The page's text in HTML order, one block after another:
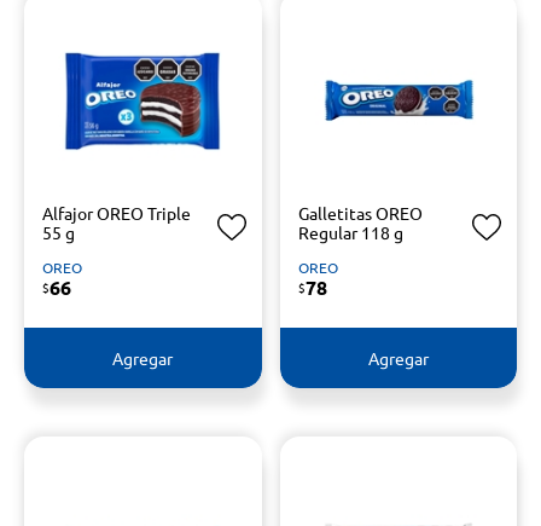
Alfajor OREO Triple
55 g
OREO
$66
Agregar
Galletitas OREO
Regular 118 g
OREO
$78
Agregar